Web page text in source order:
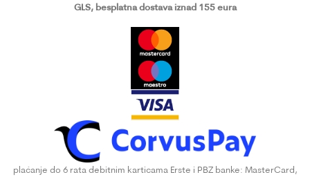
GLS, besplatna dostava iznad 155 eura
plaćanje do 6 rata debitnim karticama Erste i PBZ banke: MasterCard,